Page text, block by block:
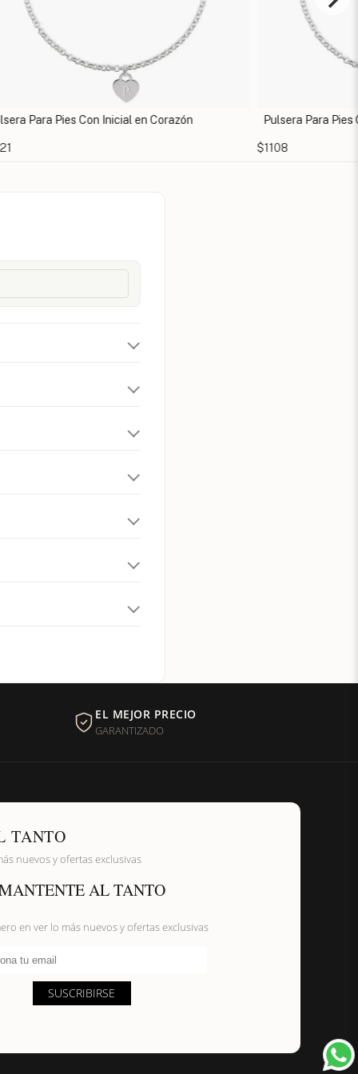
Pulsera Para Pies
$1108
Para Pies Con Inicial en Corazón
EL MEJOR PRECIO
GARANTIZADO
TANTO
nuevos y ofertas exclusivas
AL TANTO
en ver lo más nuevos y ofertas exclusivas
tu email
SUSCRIBIRSE